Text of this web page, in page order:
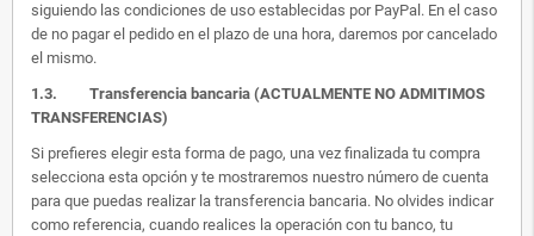
siguiendo las condiciones de uso establecidas por PayPal. En el caso
de no pagar el pedido en el plazo de una hora, daremos por cancelado
el mismo.
1.3. Transferencia bancaria (ACTUALMENTE NO ADMITIMOS
TRANSFERENCIAS)
Si prefieres elegir esta forma de pago, una vez finalizada tu compra
selecciona esta opción y te mostraremos nuestro número de cuenta
para que puedas realizar la transferencia bancaria. No olvides indicar
como referencia, cuando realices la operación con tu banco, tu